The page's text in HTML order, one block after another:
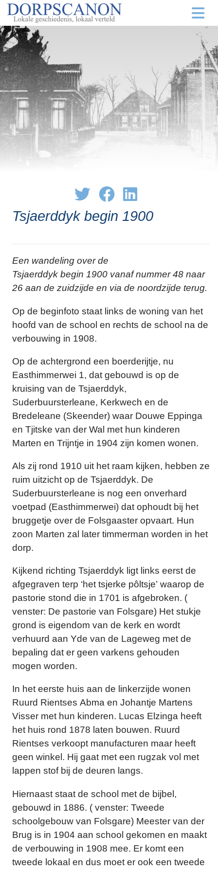
Tsjaerddyk begin 1900
Een wandeling over de
Tsjaerddyk begin 1900 vanaf nummer 48 naar
26 aan de zuidzijde en via de noordzijde terug.
Op de beginfoto staat links de woning van het
hoofd van de school en rechts de school na de
verbouwing in 1908.
Op de achtergrond een boerderijtje, nu
Easthimmerwei 1, dat gebouwd is op de
kruising van de Tsjaerddyk,
Suderbuursterleane, Kerkwech en de
Bredeleane (Skeender) waar Douwe Eppinga
en Tjitske van der Wal met hun kinderen
Marten en Trijntje in 1904 zijn komen wonen.
Als zij rond 1910 uit het raam kijken, hebben ze
ruim uitzicht op de Tsjaerddyk. De
Suderbuursterleane is nog een onverhard
voetpad (Easthimmerwei) dat ophoudt bij het
bruggetje over de Folsgaaster opvaart. Hun
zoon Marten zal later timmerman worden in het
dorp.
Kijkend richting Tsjaerddyk ligt links eerst de
afgegraven terp ‘het tsjerke pôltsje’ waarop de
pastorie stond die in 1701 is afgebroken. (
venster: De pastorie van Folsgare) Het stukje
grond is eigendom van de kerk en wordt
verhuurd aan Yde van de Lageweg met de
bepaling dat er geen varkens gehouden
mogen worden.
In het eerste huis aan de linkerzijde wonen
Ruurd Rientses Abma en Johantje Martens
Visser met hun kinderen. Lucas Elzinga heeft
het huis rond 1878 laten bouwen. Ruurd
Rientses verkoopt manufacturen maar heeft
geen winkel. Hij gaat met een rugzak vol met
lappen stof bij de deuren langs.
Hiernaast staat de school met de bijbel,
gebouwd in 1886. ( venster: Tweede
schoolgebouw van Folsgare) Meester van der
Brug is in 1904 aan school gekomen en maakt
de verbouwing in 1908 mee. Er komt een
tweede lokaal en dus moet er ook een tweede